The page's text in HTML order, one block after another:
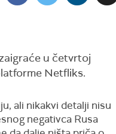
u četvrtoj
Netfliks.
ali nikakvi detalji nisu
negativca Rusa